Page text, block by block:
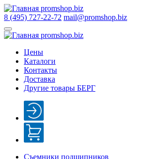
8 (495) 727-22-72 mail@promshop.biz
Цены
Каталоги
Контакты
Доставка
Другие товары БЕРГ
Съемники подшипников